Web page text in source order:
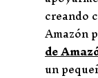
creando
Amazón
de
un